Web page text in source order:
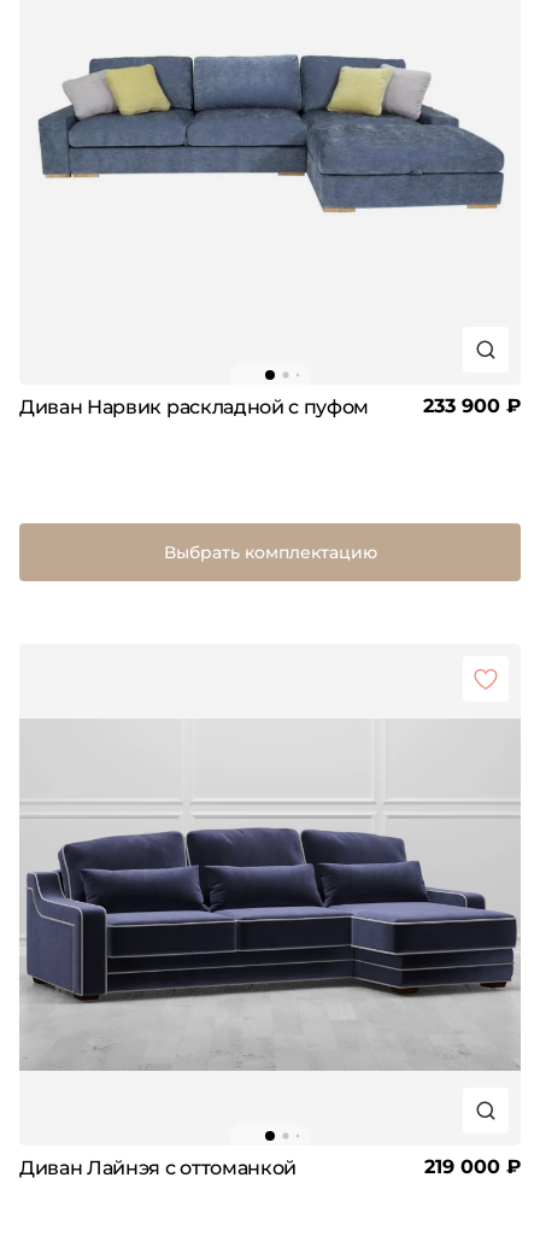
Диван Нарвик раскладной с пуфом 233 900 ₽
Выбрать комплектацию
Диван Лайнэя с оттоманкой 219 000 ₽